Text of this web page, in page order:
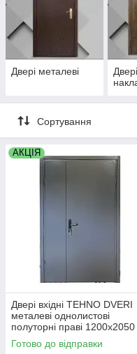
Двері металеві
Сортування
АКЦІЯ
Двері вхідні TEHNO DVERI
металеві однолистові
полуторні праві 1200х2050
см Ral 7024 Антрацитовий
Готово до відправки